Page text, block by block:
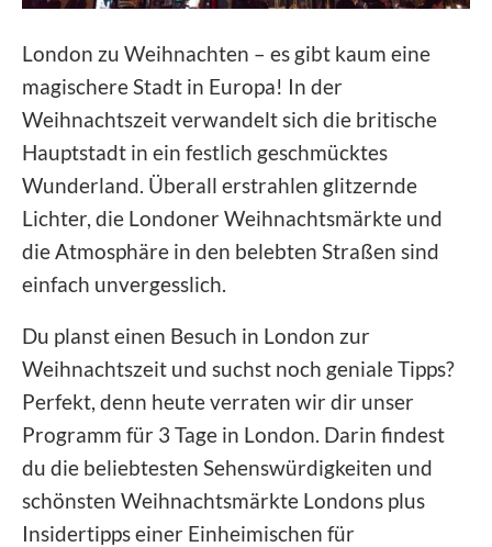
London zu Weihnachten – es gibt kaum eine
magischere Stadt in Europa! In der
Weihnachtszeit verwandelt sich die britische
Hauptstadt in ein festlich geschmücktes
Wunderland. Überall erstrahlen glitzernde
Lichter, die Londoner Weihnachtsmärkte und
die Atmosphäre in den belebten Straßen sind
einfach unvergesslich.
Du planst einen Besuch in London zur
Weihnachtszeit und suchst noch geniale Tipps?
Perfekt, denn heute verraten wir dir unser
Programm für 3 Tage in London. Darin findest
du die beliebtesten Sehenswürdigkeiten und
schönsten Weihnachtsmärkte Londons plus
Insidertipps einer Einheimischen für